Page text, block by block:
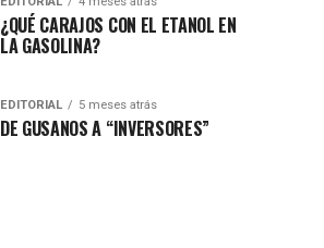
¿QUÉ CARAJOS CON EL ETANOL EN
LA GASOLINA?
EDITORIAL 5 meses atrás
DE GUSANOS A “INVERSORES”